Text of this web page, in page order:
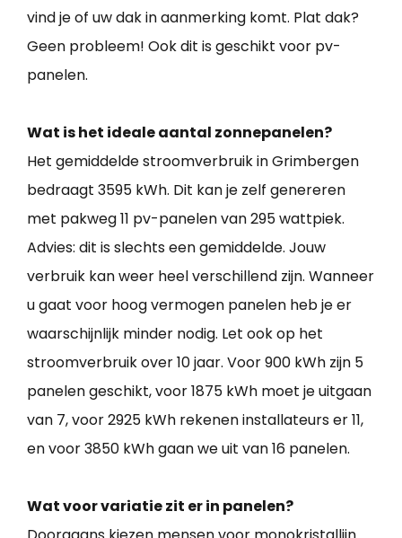
vind je of uw dak in aanmerking komt. Plat dak?
Geen probleem! Ook dit is geschikt voor pv-
panelen.
Wat is het ideale aantal zonnepanelen?
Het gemiddelde stroomverbruik in Grimbergen
bedraagt 3595 kWh. Dit kan je zelf genereren
met pakweg 11 pv-panelen van 295 wattpiek.
Advies: dit is slechts een gemiddelde. Jouw
verbruik kan weer heel verschillend zijn. Wanneer
u gaat voor hoog vermogen panelen heb je er
waarschijnlijk minder nodig. Let ook op het
stroomverbruik over 10 jaar. Voor 900 kWh zijn 5
panelen geschikt, voor 1875 kWh moet je uitgaan
van 7, voor 2925 kWh rekenen installateurs er 11,
en voor 3850 kWh gaan we uit van 16 panelen.
Wat voor variatie zit er in panelen?